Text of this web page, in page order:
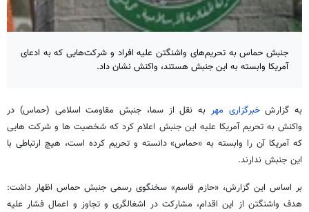
جنبش حماس به تحریم‌های واشنگتن علیه افراد و شرکت‌هایی که به ادعای
آمریکا وابسته به این جنبش هستند، واکنش نشان داد.
به گزارشخبرگزاری مهر به نقل از سما، جنبش مقاومت اسلامی (حماس) در
واکنش به تحریم آمریکا علیه این جنبش اعلام کرد که شخصیت ها و شرکت هایی
که آمریکا آن را وابسته به «حماس» دانسته و تحریم کرده است، هیچ ارتباطی با
این جنبش ندارند.
بر اساس این گزارش، «حازم قاسم» سخنگوی رسمی جنبش حماس اظهار داشت:
هدف واشنگتن از این اقدام، مشارکت در اشغالگری و تجاوز و اعمال فشار علیه